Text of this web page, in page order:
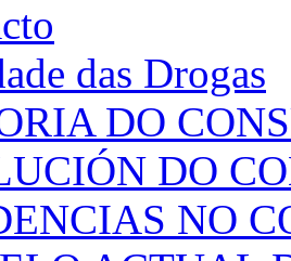
das Drogas
DO
DO
NO